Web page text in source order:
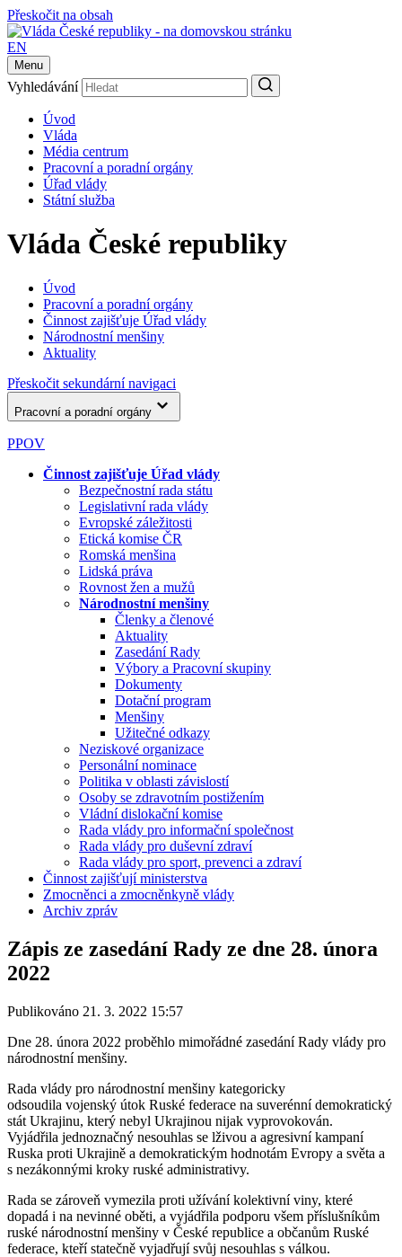
Přeskočit na obsah
EN
Menu
Vyhledávání
Úvod
Vláda
Média centrum
Pracovní a poradní orgány
Úřad vlády
Státní služba
Vláda České republiky
Úvod
Pracovní a poradní orgány
Činnost zajišťuje Úřad vlády
Národnostní menšiny
Aktuality
Přeskočit sekundární navigaci
Pracovní a poradní orgány
PPOV
Činnost zajišťuje Úřad vlády
Bezpečnostní rada státu
Legislativní rada vlády
Evropské záležitosti
Etická komise ČR
Romská menšina
Lidská práva
Rovnost žen a mužů
Národnostní menšiny
Členky a členové
Aktuality
Zasedání Rady
Výbory a Pracovní skupiny
Dokumenty
Dotační program
Menšiny
Užitečné odkazy
Neziskové organizace
Personální nominace
Politika v oblasti závislostí
Osoby se zdravotním postižením
Vládní dislokační komise
Rada vlády pro informační společnost
Rada vlády pro duševní zdraví
Rada vlády pro sport, prevenci a zdraví
Činnost zajišťují ministerstva
Zmocněnci a zmocněnkyně vlády
Archiv zpráv
Zápis ze zasedání Rady ze dne 28. února
2022
Publikováno 21. 3. 2022 15:57
Dne 28. února 2022 proběhlo mimořádné zasedání Rady vlády pro
národnostní menšiny.
Rada vlády pro národnostní menšiny kategoricky
odsoudila vojenský útok Ruské federace na suverénní demokratický
stát Ukrajinu, který nebyl Ukrajinou nijak vyprovokován.
Vyjádřila jednoznačný nesouhlas se lživou a agresivní kampaní
Ruska proti Ukrajině a demokratickým hodnotám Evropy a světa a
s nezákonnými kroky ruské administrativy.
Rada se zároveň vymezila proti užívání kolektivní viny, které
dopadá i na nevinné oběti, a vyjádřila podporu všem příslušníkům
ruské národnostní menšiny v České republice a občanům Ruské
federace, kteří statečně vyjadřují svůj nesouhlas s válkou.